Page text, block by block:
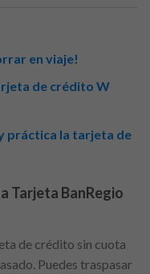
en viaje!
de crédito W
práctica la tarjeta de
Tarjeta BanRegio
de crédito sin cuota
Puedes traspasar